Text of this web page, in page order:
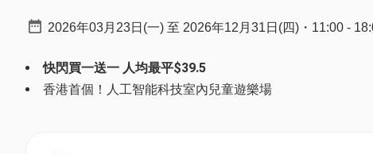
2026年03月23日(一) 至 2026年12月31日(四) ・ 11:00 -
快閃買一送一 人均最平$39.5
香港首個！人工智能科技室內兒童遊樂場